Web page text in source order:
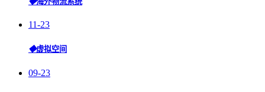
11-23
◆虚拟空间
09-23